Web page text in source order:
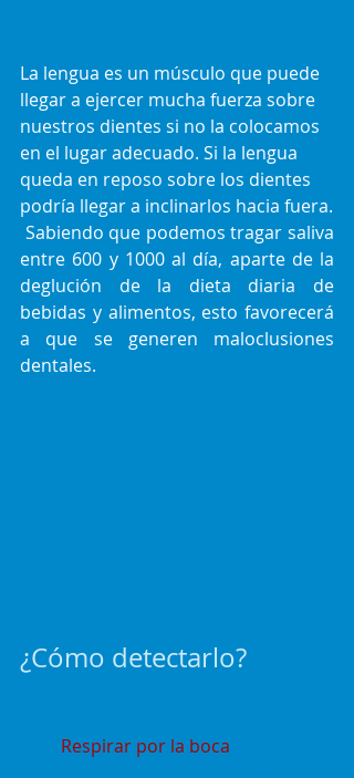
La lengua es un músculo que puede
llegar a ejercer mucha fuerza sobre
nuestros dientes si no la colocamos
en el lugar adecuado. Si la lengua
queda en reposo sobre los dientes
podría llegar a inclinarlos hacia fuera.
Sabiendo que podemos tragar saliva
entre 600 y 1000 al día, aparte de la
deglución de la dieta diaria de
bebidas y alimentos, esto favorecerá
a que se generen maloclusiones
dentales.
¿Cómo detectarlo?
Respirar por la boca